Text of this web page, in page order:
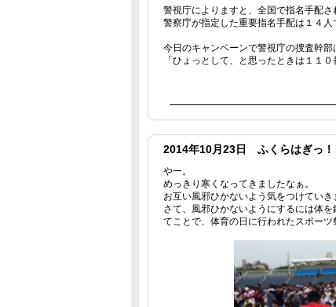
警視庁によりますと、全国で指名手配さ
警察庁が指定した重要指名手配は１４人
今日のキャンペーンで警視庁の捜査幹部
「ひょっとして、と思ったときは１１
2014年10月23日 ふくらはぎっ！
やー。
めっきり寒くなってきましたなぁ。
お互い風邪ひかないよう気をつけてい
さて、風邪ひかないようにするには体を
てことで、体育の日に行われたスポーツ